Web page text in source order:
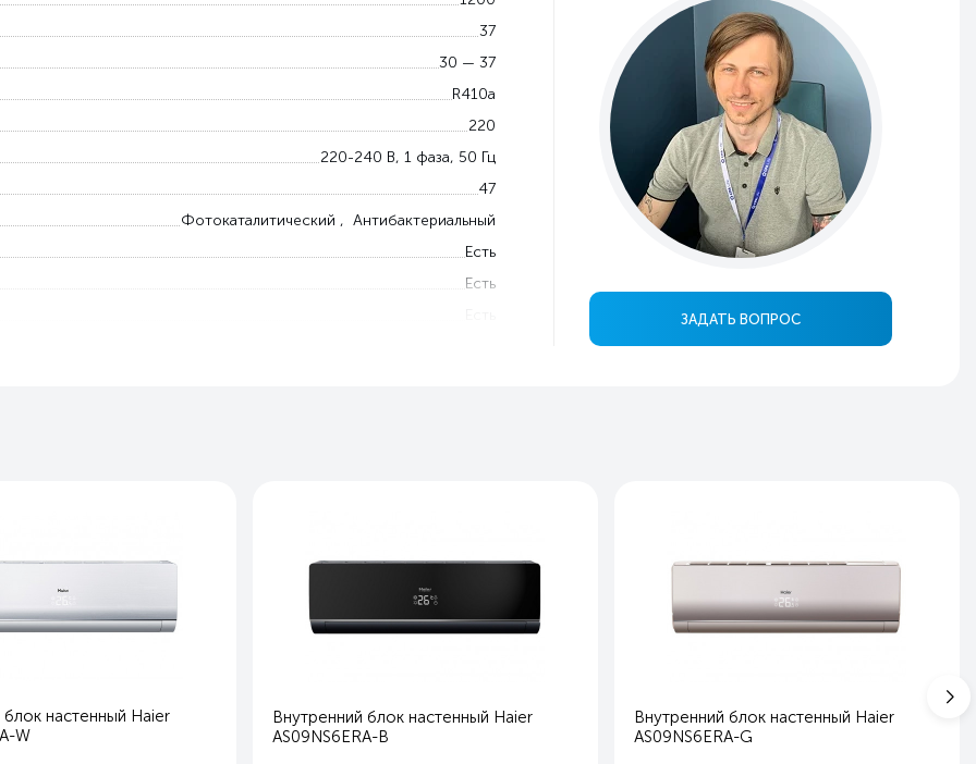
ЗАДАТЬ ВОПРОС
37
30 — 37
R410a
220
220-240 В, 1 фаза, 50 Гц
47
Фотокаталитический , Антибактериальный
Есть
Есть
Есть
Есть
Есть
блок настенный Haier
W
Внутренний блок настенный Haier
AS09NS6ERA-B
Внутренний блок настенный Haier
AS09NS6ERA-G